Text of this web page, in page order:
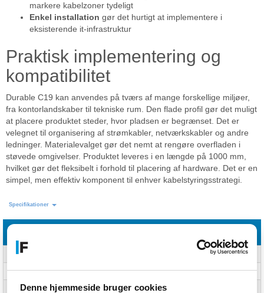
Denne hjemmeside bruger cookies
markere kabelzoner tydeligt
Enkel installation gør det hurtigt at implementere i
eksisterende it-infrastruktur
Praktisk implementering og
kompatibilitet
Durable C19 kan anvendes på tværs af mange forskellige miljøer,
fra kontorlandskaber til tekniske rum. Den flade profil gør det muligt
at placere produktet steder, hvor pladsen er begrænset. Det er
velegnet til organisering af strømkabler, netværkskabler og andre
ledninger. Materialevalget gør det nemt at rengøre overfladen i
støvede omgivelser. Produktet leveres i en længde på 1000 mm,
hvilket gør det fleksibelt i forhold til placering af hardware. Det er en
simpel, men effektiv komponent til enhver kabelstyringsstrategi.
Specifikationer
Form
Materiale Plast
Produktfarve Sort, Gul